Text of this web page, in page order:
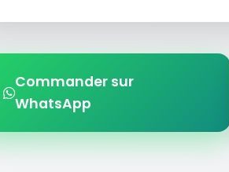
Commander sur
WhatsApp